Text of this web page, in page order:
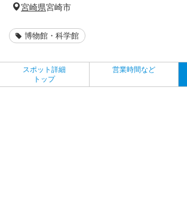
宮崎県宮崎市
博物館・科学館
スポット詳細
トップ
営業時間など